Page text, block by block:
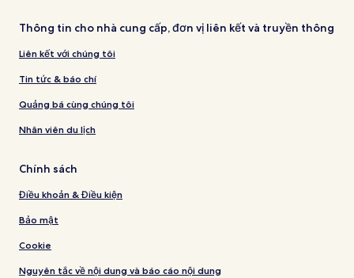
Thông tin cho nhà cung cấp, đơn vị liên kết và truyền thông
Liên kết với chúng tôi
Tin tức & báo chí
Quảng bá cùng chúng tôi
Nhân viên du lịch
Chính sách
Điều khoản & Điều kiện
Bảo mật
Cookie
Nguyên tắc về nội dung và báo cáo nội dung